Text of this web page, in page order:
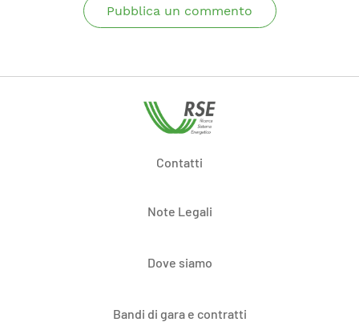
Pubblica un commento
Contatti
Note Legali
Dove siamo
Bandi di gara e contratti